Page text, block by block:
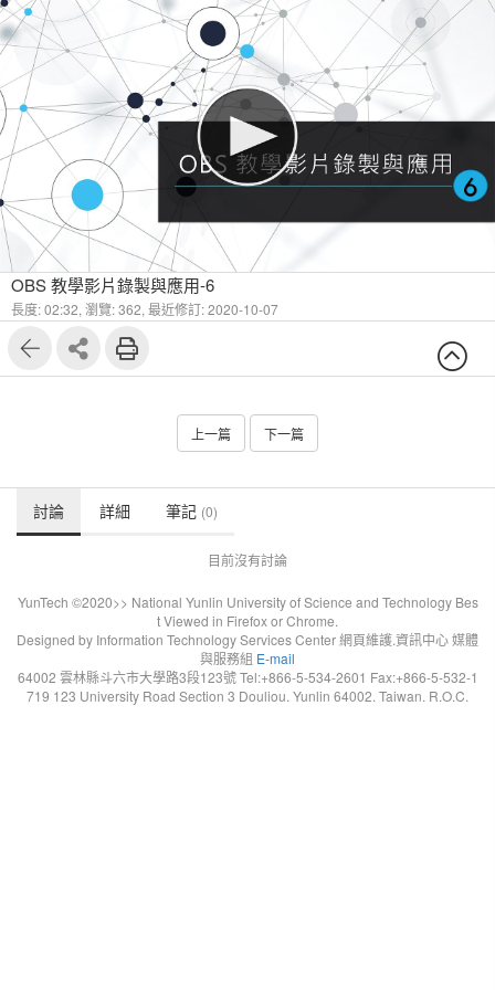
OBS 教學影片錄製與應用-6
長度: 02:32, 瀏覽: 362, 最近修訂: 2020-10-07
上一篇 下一篇
討論 詳細 筆記 (0)
目前沒有討論
YunTech ©2020>> National Yunlin University of Science and Technology Bes
t Viewed in Firefox or Chrome.
Designed by Information Technology Services Center 網頁維護.資訊中心 媒體
與服務組 E-mail
64002 雲林縣斗六市大學路3段123號 Tel:+866-5-534-2601 Fax:+866-5-532-1
719 123 University Road Section 3 Douliou. Yunlin 64002. Taiwan. R.O.C.